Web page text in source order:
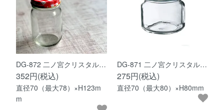
DG-872 二ノ宮クリスタル…
352円(税込)
直径70（最大78）×H123m
m
DG-871 二ノ宮クリスタル…
275円(税込)
直径70（最大80）×H80mm